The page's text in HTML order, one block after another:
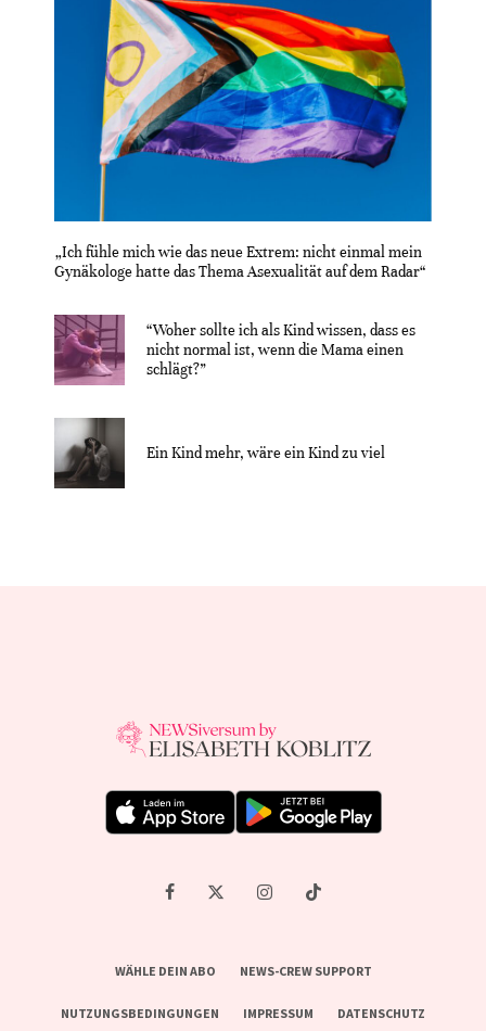
„Ich fühle mich wie das neue Extrem: nicht einmal mein
Gynäkologe hatte das Thema Asexualität auf dem Radar“
“Woher sollte ich als Kind wissen, dass es
nicht normal ist, wenn die Mama einen
schlägt?”
Ein Kind mehr, wäre ein Kind zu viel
WÄHLE DEIN ABO NEWS-CREW SUPPORT
NUTZUNGSBEDINGUNGEN IMPRESSUM DATENSCHUTZ